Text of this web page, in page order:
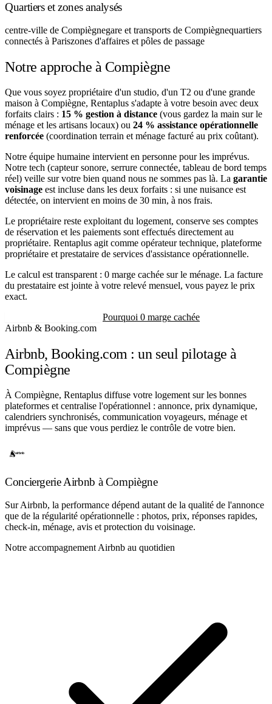
Quartiers et zones analysés
centre-ville de Compiègnegare et transports de Compiègnequartiers
connectés à Pariszones d'affaires et pôles de passage
Notre approche à Compiègne
Que vous soyez propriétaire d'un studio, d'un T2 ou d'une grande
maison à Compiègne, Rentaplus s'adapte à votre besoin avec deux
forfaits clairs : 15 % gestion à distance (vous gardez la main sur le
ménage et les artisans locaux) ou 24 % assistance opérationnelle
renforcée (coordination terrain et ménage facturé au prix coûtant).
Notre équipe humaine intervient en personne pour les imprévus.
Notre tech (capteur sonore, serrure connectée, tableau de bord temps
réel) veille sur votre bien quand nous ne sommes pas là. La garantie
voisinage est incluse dans les deux forfaits : si une nuisance est
détectée, on intervient en moins de 30 min, à nos frais.
Le propriétaire reste exploitant du logement, conserve ses comptes
de réservation et les paiements sont effectués directement au
propriétaire. Rentaplus agit comme opérateur technique, plateforme
propriétaire et prestataire de services d'assistance opérationnelle.
Le calcul est transparent : 0 marge cachée sur le ménage. La facture
du prestataire est jointe à votre relevé mensuel, vous payez le prix
exact.
Pourquoi 0 marge cachée
Airbnb & Booking.com
Airbnb, Booking.com : un seul pilotage à
Compiègne
À Compiègne, Rentaplus diffuse votre logement sur les bonnes
plateformes et centralise l'opérationnel : annonce, prix dynamique,
calendriers synchronisés, communication voyageurs, ménage et
imprévus — sans que vous perdiez le contrôle de votre bien.
Conciergerie Airbnb à Compiègne
Sur Airbnb, la performance dépend autant de la qualité de l'annonce
que de la régularité opérationnelle : photos, prix, réponses rapides,
check-in, ménage, avis et protection du voisinage.
Notre accompagnement Airbnb au quotidien